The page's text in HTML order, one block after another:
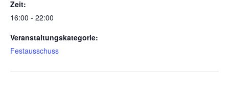
Zeit:
16:00 - 22:00
Veranstaltungskategorie:
Festausschuss